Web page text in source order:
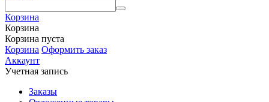
Корзина
Корзина
Корзина пуста
Корзина Оформить заказ
Аккаунт
Учетная запись
Заказы